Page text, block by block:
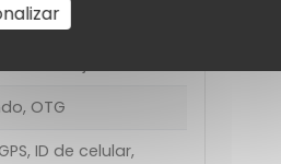
OTG
ID de celular,